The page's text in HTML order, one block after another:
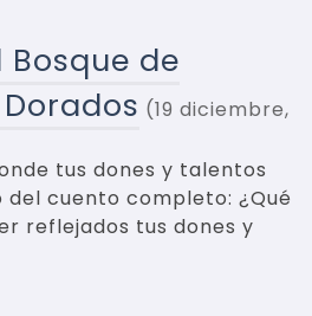
Bosque de
19 diciembre,
tus dones y talentos
cuento completo: ¿Qué
reflejados tus dones y